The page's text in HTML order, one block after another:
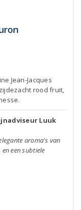
Jean-Jacques
rood fruit,
Luuk
aroma's van
een subtiele